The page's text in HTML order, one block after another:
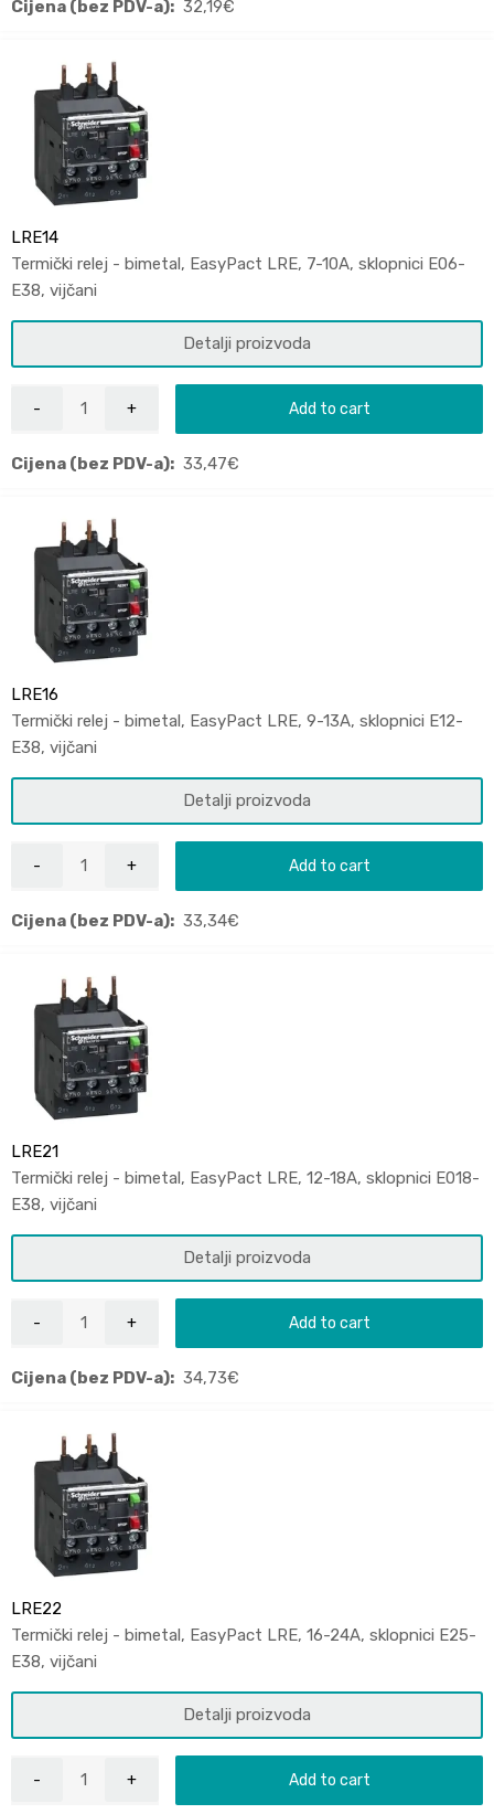
Cijena (bez PDV-a): 32,19€
LRE14
Termički relej - bimetal, EasyPact LRE, 7-10A, sklopnici E06-
E38, vijčani
Detalji proizvoda
Add to cart
Cijena (bez PDV-a): 33,47€
LRE16
Termički relej - bimetal, EasyPact LRE, 9-13A, sklopnici E12-
E38, vijčani
Detalji proizvoda
Add to cart
Cijena (bez PDV-a): 33,34€
LRE21
Termički relej - bimetal, EasyPact LRE, 12-18A, sklopnici E018-
E38, vijčani
Detalji proizvoda
Add to cart
Cijena (bez PDV-a): 34,73€
LRE22
Termički relej - bimetal, EasyPact LRE, 16-24A, sklopnici E25-
E38, vijčani
Detalji proizvoda
Add to cart